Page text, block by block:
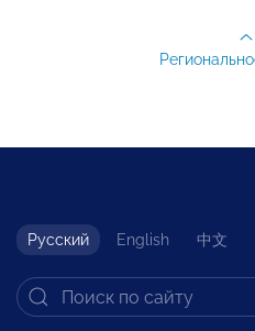
Русский English 中文